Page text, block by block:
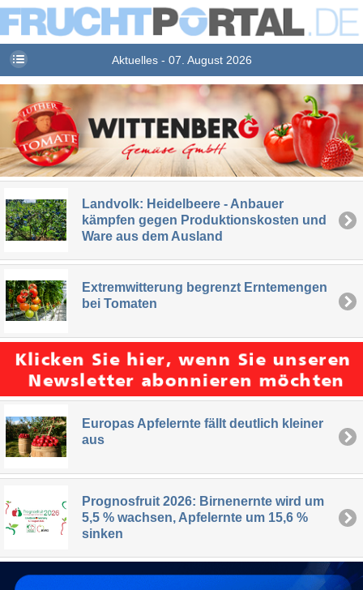
Aktuelles - 07. August 2026
Landvolk: Heidelbeere - Anbauer
kämpfen gegen Produktionskosten und
Ware aus dem Ausland
Extremwitterung begrenzt Erntemengen
bei Tomaten
Europas Apfelernte fällt deutlich kleiner
aus
Prognosfruit 2026: Birnenernte wird um
5,5 % wachsen, Apfelernte um 15,6 %
sinken